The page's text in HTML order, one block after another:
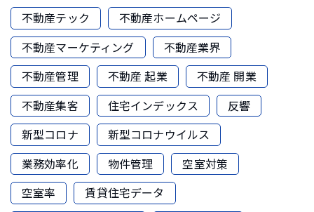
不動産テック
不動産ホームページ
不動産マーケティング
不動産業界
不動産管理
不動産 起業
不動産 開業
不動産集客
住宅インデックス
反響
新型コロナ
新型コロナウイルス
業務効率化
物件管理
空室対策
空室率
賃貸住宅データ